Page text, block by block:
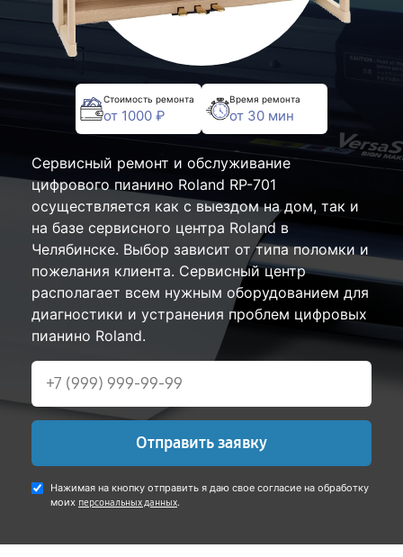
Стоимость ремонта
от 1000 ₽
Время ремонта
от 30 мин
Сервисный ремонт и обслуживание
цифрового пианино Roland RP-701
осуществляется как с выездом на дом, так и
на базе сервисного центра Roland в
Челябинске. Выбор зависит от типа поломки и
пожелания клиента. Сервисный центр
располагает всем нужным оборудованием для
диагностики и устранения проблем цифровых
пианино Roland.
Отправить заявку
Нажимая на кнопку отправить я даю свое согласие на обработку
моих персональных данных.